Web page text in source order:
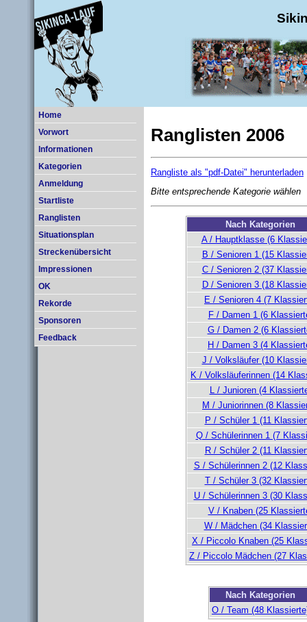
Home
Vorwort
Informationen
Kategorien
Anmeldung
Startliste
Ranglisten
Situationsplan
Streckenübersicht
Impressionen
OK
Rekorde
Sponsoren
Feedback
Ranglisten 2006
Rangliste als "pdf-Datei" herunterladen
Bitte entsprechende Kategorie wählen
Nach Kategorien
A / Hauptklasse (6
B / Senioren 1 (15
C / Senioren 2 (37
D / Senioren 3 (18
E / Senioren 4 (7
F / Damen 1 (6
G / Damen 2 (6
H / Damen 3 (4
J / Volksläufer (10
K / Volksläuferinnen (14
L / Junioren (4
M / Juniorinnen (8
P / Schüler 1 (11
Q / Schülerinnen 1 (7
R / Schüler 2 (11
S / Schülerinnen 2 (12
T / Schüler 3 (32
U / Schülerinnen 3 (30
V / Knaben (25
W / Mädchen (34
X / Piccolo Knaben (25
Z / Piccolo Mädchen (27
Nach Kategorien
O / Team (48